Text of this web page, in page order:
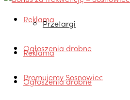
Reklama
Ogłoszenia drobne
Promujemy Sosnowiec
Przetargi
Reklama
Ogłoszenia drobne